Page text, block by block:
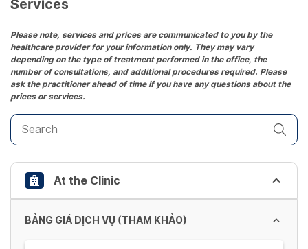
the
question
mark
key
to
get
the
keyboard
shortcuts
for
changing
dates.
Services
Please note, services and prices are communicated to you by the
healthcare provider for your information only. They may vary
depending on the type of treatment performed in the office, the
number of consultations, and additional procedures required. Please
ask the practitioner ahead of time if you have any questions about the
prices or services.
At the Clinic
BẢNG GIÁ DỊCH VỤ (THAM KHẢO)